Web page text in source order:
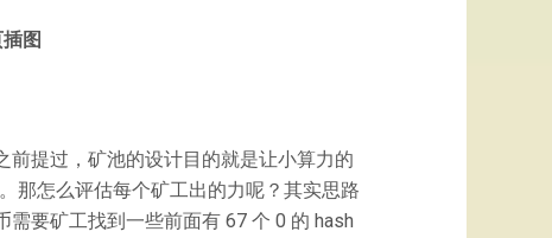
图
提过，矿池的设计目的就是让小算力的
那怎么评估每个矿工出的力呢？其实思路
要矿工找到一些前面有 67 个 0 的 hash